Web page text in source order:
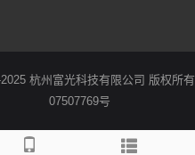
杭州富光科技有限公司 版权所有
07507769号